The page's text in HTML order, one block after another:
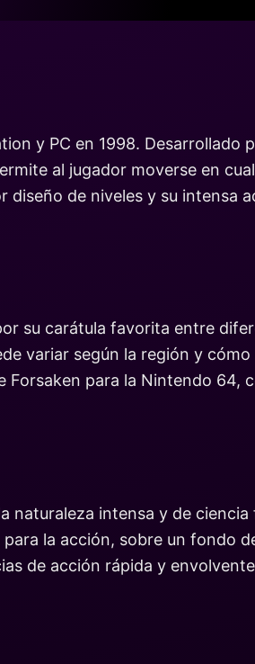
y PC en 1998. Desarrollado
al jugador moverse en
de niveles y su intensa
su carátula favorita entre
variar según la región y cómo
Forsaken para la Nintendo 64,
naturaleza intensa y de ciencia
la acción, sobre un fondo
de acción rápida y